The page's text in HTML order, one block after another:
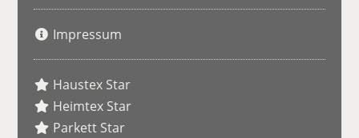
Impressum
Haustex Star
Heimtex Star
Parkett Star